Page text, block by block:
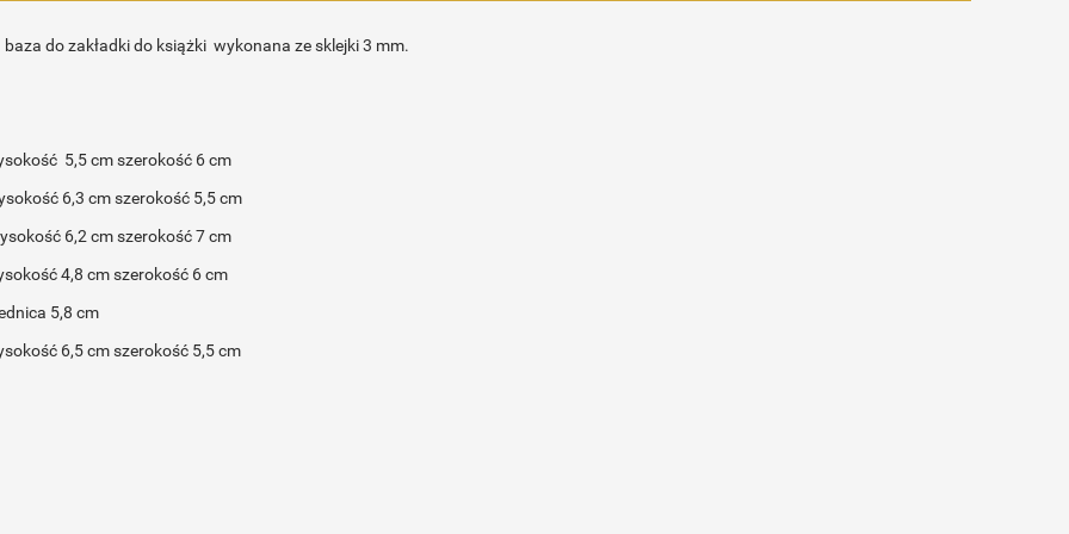
do zakładki do książki wykonana ze sklejki 3 mm.
5,5 cm szerokość 6 cm
6,3 cm szerokość 5,5 cm
6,2 cm szerokość 7 cm
4,8 cm szerokość 6 cm
5,8 cm
6,5 cm szerokość 5,5 cm